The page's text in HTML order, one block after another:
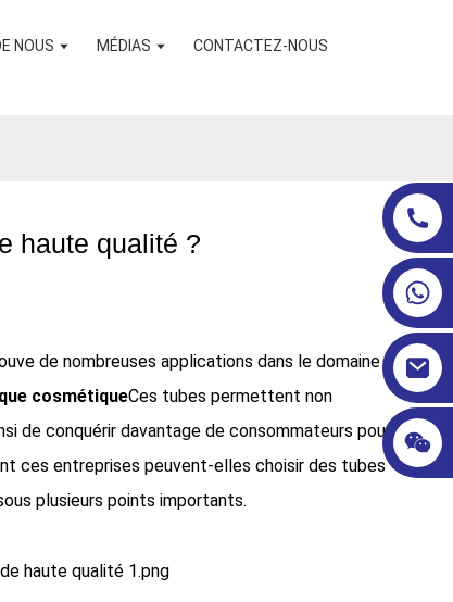
NOUS MÉDIAS CONTACTEZ-NOUS
haute qualité ?
de nombreuses applications dans le domaine
cosmétiqueCes tubes permettent non
de conquérir davantage de consommateurs pour
ces entreprises peuvent-elles choisir des tubes
plusieurs points importants.